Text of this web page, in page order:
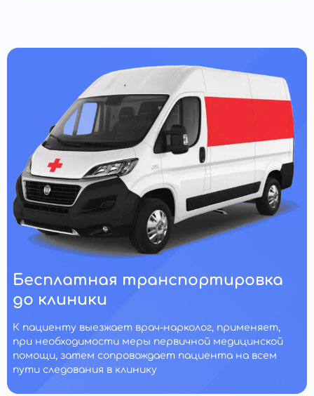
Бесплатная транспортировка
до клиники
К пациенту выезжает врач-нарколог, применяет,
при необходимости меры первичной медицинской
помощи, затем сопровождает пациента на всем
пути следования в клинику